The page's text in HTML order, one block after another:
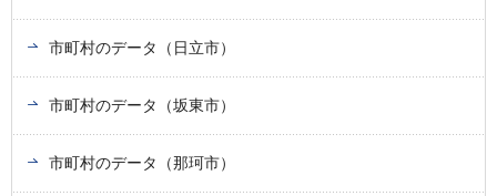
市町村のデータ（日立市）
市町村のデータ（坂東市）
市町村のデータ（那珂市）